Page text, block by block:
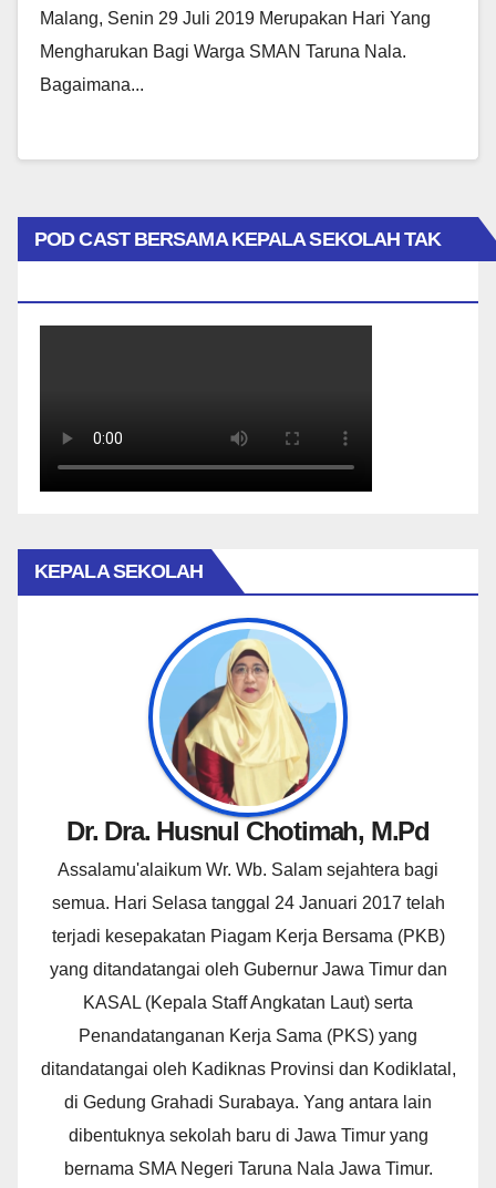
Malang, Senin 29 Juli 2019 Merupakan Hari Yang
Mengharukan Bagi Warga SMAN Taruna Nala.
Bagaimana...
POD CAST BERSAMA KEPALA SEKOLAH TAK
KEPALA SEKOLAH
Dr. Dra. Husnul Chotimah, M.Pd
Assalamu'alaikum Wr. Wb. Salam sejahtera bagi
semua. Hari Selasa tanggal 24 Januari 2017 telah
terjadi kesepakatan Piagam Kerja Bersama (PKB)
yang ditandatangai oleh Gubernur Jawa Timur dan
KASAL (Kepala Staff Angkatan Laut) serta
Penandatanganan Kerja Sama (PKS) yang
ditandatangai oleh Kadiknas Provinsi dan Kodiklatal,
di Gedung Grahadi Surabaya. Yang antara lain
dibentuknya sekolah baru di Jawa Timur yang
bernama SMA Negeri Taruna Nala Jawa Timur.